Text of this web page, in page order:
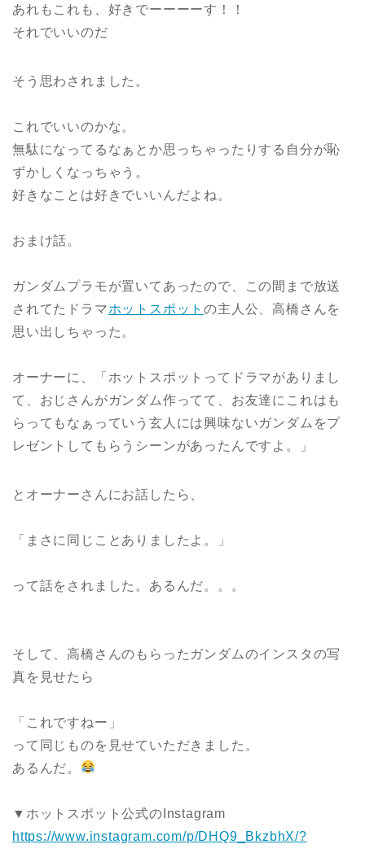
あれもこれも、好きでーーーーす！！
それでいいのだ
そう思わされました。
これでいいのかな。
無駄になってるなぁとか思っちゃったりする自分が恥
ずかしくなっちゃう。
好きなことは好きでいいんだよね。
おまけ話。
ガンダムプラモが置いてあったので、この間まで放送
されてたドラマホットスポットの主人公、高橋さんを
思い出しちゃった。
オーナーに、「ホットスポットってドラマがありまし
て、おじさんがガンダム作ってて、お友達にこれはも
らってもなぁっていう玄人には興味ないガンダムをプ
レゼントしてもらうシーンがあったんですよ。」
とオーナーさんにお話したら、
「まさに同じことありましたよ。」
って話をされました。あるんだ。。。
そして、高橋さんのもらったガンダムのインスタの写
真を見せたら
「これですねー」
って同じものを見せていただきました。
あるんだ。
▼ホットスポット公式のInstagram
https://www.instagram.com/p/DHQ9_BkzbhX/?